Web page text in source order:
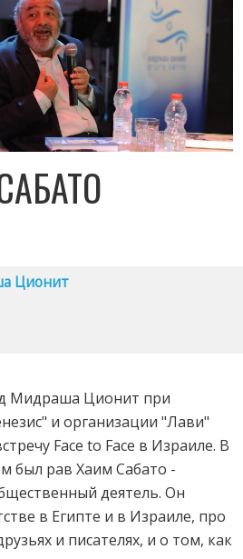
Ционит
Мидраша Ционит при
и организации "Лави"
Face to Face в Израиле. В
был рав Хаим Сабато -
деятель. Он
в Египте и в Израиле, про
и писателях, и о том, как